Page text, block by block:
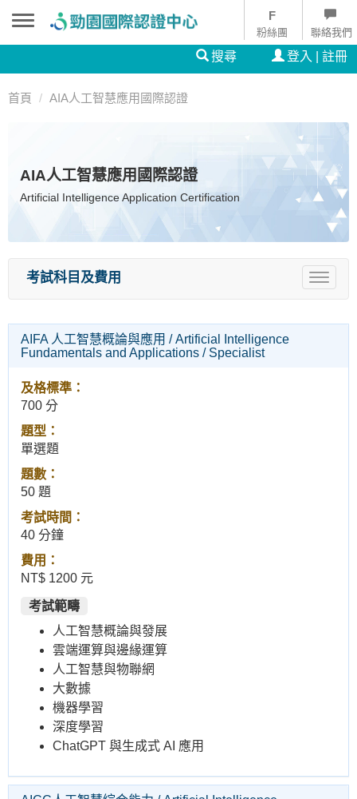
粉絲團 聯絡我們
搜尋 登入 | 註冊
首頁 AIA人工智慧應用國際認證
AIA人工智慧應用國際認證
Artificial Intelligence Application Certification
Toggle
考試科目及費用
AIFA 人工智慧概論與應用 / Artificial Intelligence
Fundamentals and Applications / Specialist
及格標準：
700 分
題型：
單選題
題數：
50 題
考試時間：
40 分鐘
費用：
NT$ 1200 元
考試範疇
人工智慧概論與發展
雲端運算與邊緣運算
人工智慧與物聯網
大數據
機器學習
深度學習
ChatGPT 與生成式 AI 應用